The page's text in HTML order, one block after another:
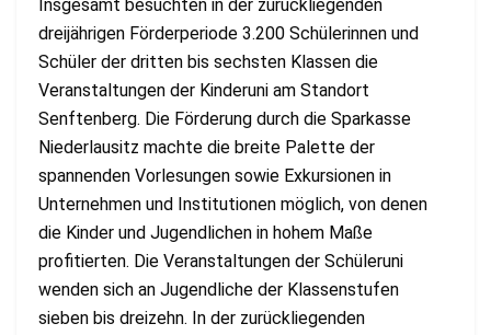
Insgesamt besuchten in der zurückliegenden
dreijährigen Förderperiode 3.200 Schülerinnen und
Schüler der dritten bis sechsten Klassen die
Veranstaltungen der Kinderuni am Standort
Senftenberg. Die Förderung durch die Sparkasse
Niederlausitz machte die breite Palette der
spannenden Vorlesungen sowie Exkursionen in
Unternehmen und Institutionen möglich, von denen
die Kinder und Jugendlichen in hohem Maße
profitierten. Die Veranstaltungen der Schüleruni
wenden sich an Jugendliche der Klassenstufen
sieben bis dreizehn. In der zurückliegenden